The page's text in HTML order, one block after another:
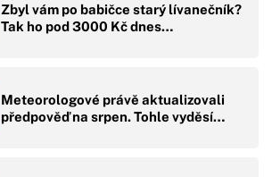
Zbyl vám po babičce starý lívanečník?
Tak ho pod 3000 Kč dnes…
Meteorologové právě aktualizovali
předpověď na srpen. Tohle vyděsí…